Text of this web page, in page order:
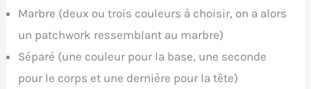
Marbre (deux ou trois couleurs à choisir, on a alors
un patchwork ressemblant au marbre)
Séparé (une couleur pour la base, une seconde
pour le corps et une dernière pour la tête)